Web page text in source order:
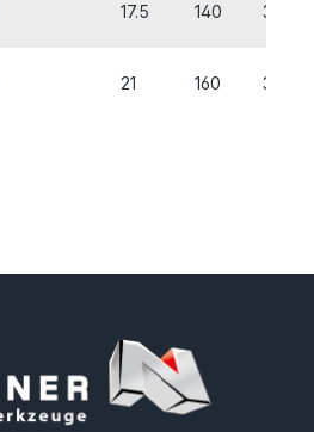
17.5 140 32
21 160 38